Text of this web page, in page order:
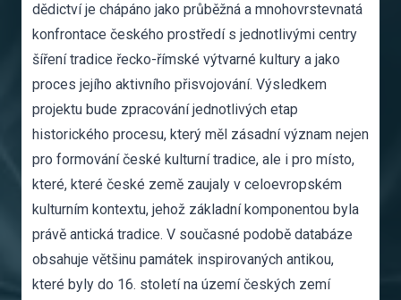
dědictví je chápáno jako průběžná a mnohovrstevnatá
konfrontace českého prostředí s jednotlivými centry
šíření tradice řecko-římské výtvarné kultury a jako
proces jejího aktivního přisvojování. Výsledkem
projektu bude zpracování jednotlivých etap
historického procesu, který měl zásadní význam nejen
pro formování české kulturní tradice, ale i pro místo,
které, které české země zaujaly v celoevropském
kulturním kontextu, jehož základní komponentou byla
právě antická tradice. V současné podobě databáze
obsahuje většinu památek inspirovaných antikou,
které byly do 16. století na území českých zemí